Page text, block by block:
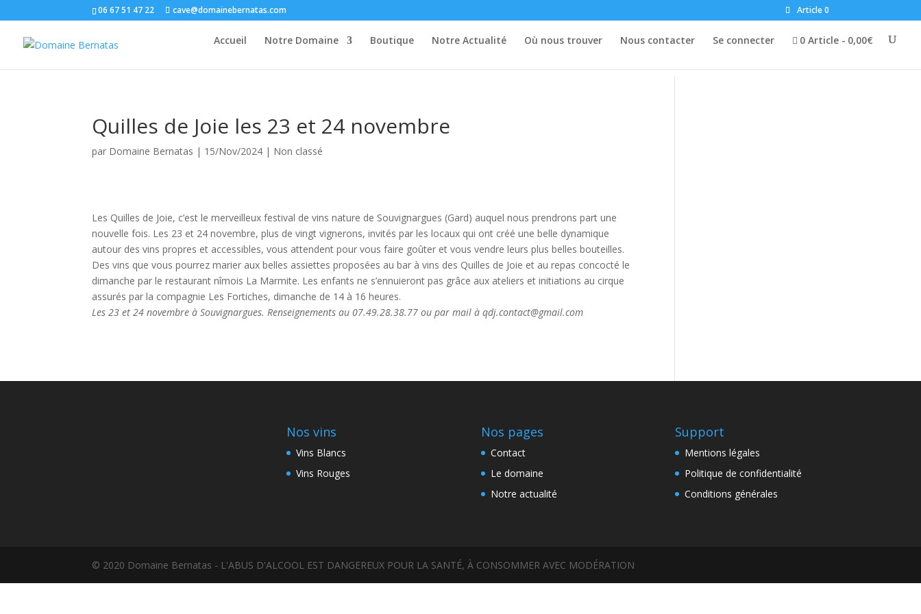
06 67 51 47 22 cave@domainebernatas.com Article 0
Accueil Notre Domaine Boutique Notre Actualité Où nous trouver Nous contacter Se connecter 0 Article 0,00€
Quilles de Joie les 23 et 24 novembre
par Domaine Bernatas | 15/Nov/2024 | Non classé
Les Quilles de Joie, c’est le merveilleux festival de vins nature de Souvignargues (Gard) auquel nous prendrons part une
nouvelle fois. Les 23 et 24 novembre, plus de vingt vignerons, invités par les locaux qui ont créé une belle dynamique
autour des vins propres et accessibles, vous attendent pour vous faire goûter et vous vendre leurs plus belles bouteilles.
Des vins que vous pourrez marier aux belles assiettes proposées au bar à vins des Quilles de Joie et au repas concocté le
dimanche par le restaurant nîmois La Marmite. Les enfants ne s’ennuieront pas grâce aux ateliers et initiations au cirque
assurés par la compagnie Les Fortiches, dimanche de 14 à 16 heures.
Les 23 et 24 novembre à Souvignargues. Renseignements au 07.49.28.38.77 ou par mail à qdj.contact@gmail.com
Nos vins
Vins Blancs
Vins Rouges
Nos pages
Contact
Le domaine
Notre actualité
Support
Mentions légales
Politique de confidentialité
Conditions générales
© 2020 Domaine Bernatas - L'ABUS D'ALCOOL EST DANGEREUX POUR LA SANTÉ, À CONSOMMER AVEC MODÉRATION